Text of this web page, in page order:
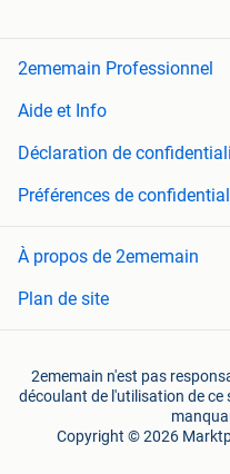
2ememain Professionnel
Aide et Info
Déclaration de
Préférences de
À propos de 2ememain
Plan de site
2ememain n'est pas
découlant de l'utilisation de
Copyright © 2026